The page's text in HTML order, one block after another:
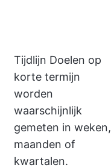
Tijdlijn Doelen op
korte termijn
worden
waarschijnlijk
gemeten in weken,
maanden of
kwartalen.